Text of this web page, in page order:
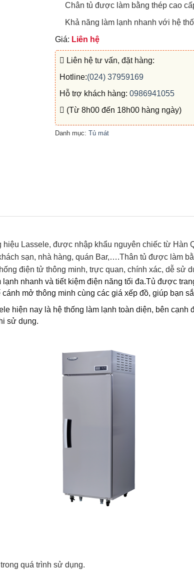
Chân tủ được làm bằng thép cao
Khả năng làm lạnh nhanh với hệ
Giá: Liên hệ
Liên hệ tư vấn, đặt hàng:
Hotline:(024) 37959169
Hỗ trợ khách hàng: 0986941055
(Từ 8h00 đến 18h00 hàng ngày)
Danh mục: Tủ mát
Lassele, được nhập khẩu nguyên chiếc từ Hàn
sạn, nhà hàng, quán Bar,….Thân tủ được làm
điện tử thông minh, trực quan, chính xác, dễ sử
nhanh và tiết kiệm điện năng tối đa.Tủ được
mở thông minh cùng các giá xếp đồ, giúp bạn
hiện nay là hệ thống làm lạnh toàn diện, bên
sử dụng.
quá trình sử dụng.